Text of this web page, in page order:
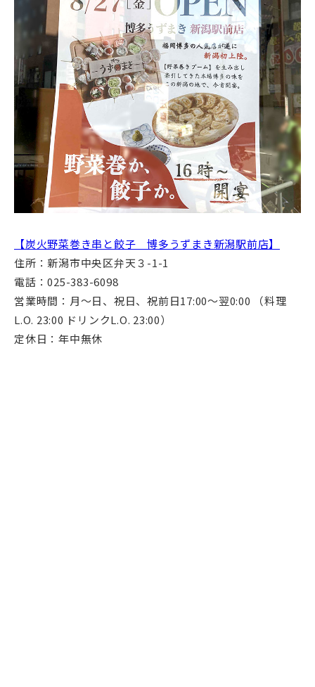
【炭火野菜巻き串と餃子 博多うずまき新潟駅前店】
住所：新潟市中央区弁天３-1-1
電話：025-383-6098
営業時間：月～日、祝日、祝前日17:00～翌0:00 （料理
L.O. 23:00 ドリンクL.O. 23:00）
定休日：年中無休